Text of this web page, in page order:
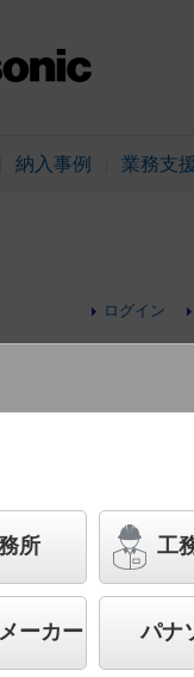
納入事例 業務支
ログイン
（電球色） モ
（ルミナスケー
エネ・デザイン性・配
所 工
ーカー パナ